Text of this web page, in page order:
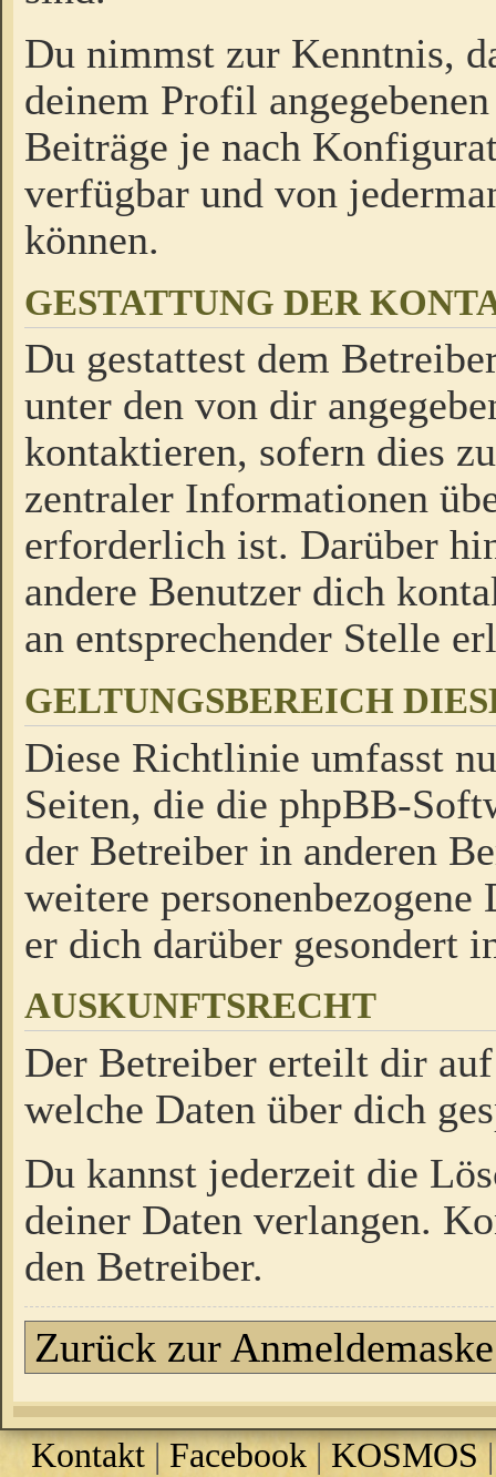
Du nimmst zur Kenntnis,
deinem Profil
Beiträge je nach
verfügbar und von
können.
GESTATTUNG DER
Du gestattest dem
unter den von dir
kontaktieren, sofern dies
zentraler Informationen
erforderlich ist. Darüber
andere Benutzer dich
an entsprechender Stelle
GELTUNGSBEREICH
Diese Richtlinie umfasst
Seiten, die die phpBB-
der Betreiber in anderen
weitere
er dich darüber gesondert
AUSKUNFTSRECHT
Der Betreiber erteilt dir
welche Daten über dich
Du kannst jederzeit die
deiner Daten verlangen.
den Betreiber.
Zurück zur Anmeldemaske
Kontakt | Facebook| KOSMOS